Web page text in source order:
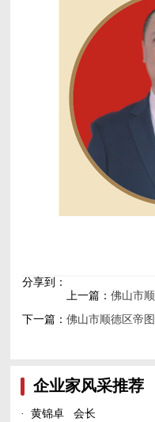
分享到：
上一篇： 佛山市
下一篇： 佛山市顺德区帝
企业家风采推荐
·
黄锦卓 会长